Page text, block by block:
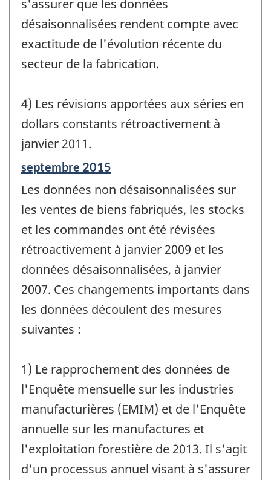
s'assurer que les données
désaisonnalisées rendent compte avec
exactitude de l'évolution récente du
secteur de la fabrication.
4) Les révisions apportées aux séries en
dollars constants rétroactivement à
janvier 2011.
Période
référence
de
-
septembre 2015
Les données non désaisonnalisées sur
les ventes de biens fabriqués, les stocks
et les commandes ont été révisées
rétroactivement à janvier 2009 et les
données désaisonnalisées, à janvier
2007. Ces changements importants dans
les données découlent des mesures
suivantes :
1) Le rapprochement des données de
l'Enquête mensuelle sur les industries
manufacturières (EMIM) et de l'Enquête
annuelle sur les manufactures et
l'exploitation forestière de 2013. Il s'agit
d'un processus annuel visant à s'assurer